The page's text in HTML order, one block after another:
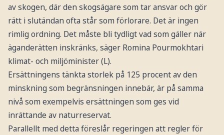
av skogen, där den skogsägare som tar ansvar och gör
rätt i slutändan ofta står som förlorare. Det är ingen
rimlig ordning. Det måste bli tydligt vad som gäller när
äganderätten inskränks, säger Romina Pourmokhtari
klimat- och miljöminister (L).
Ersättningens tänkta storlek på 125 procent av den
minskning som begränsningen innebär, är på samma
nivå som exempelvis ersättningen som ges vid
inrättande av naturreservat.
Parallellt med detta föreslår regeringen att regler för